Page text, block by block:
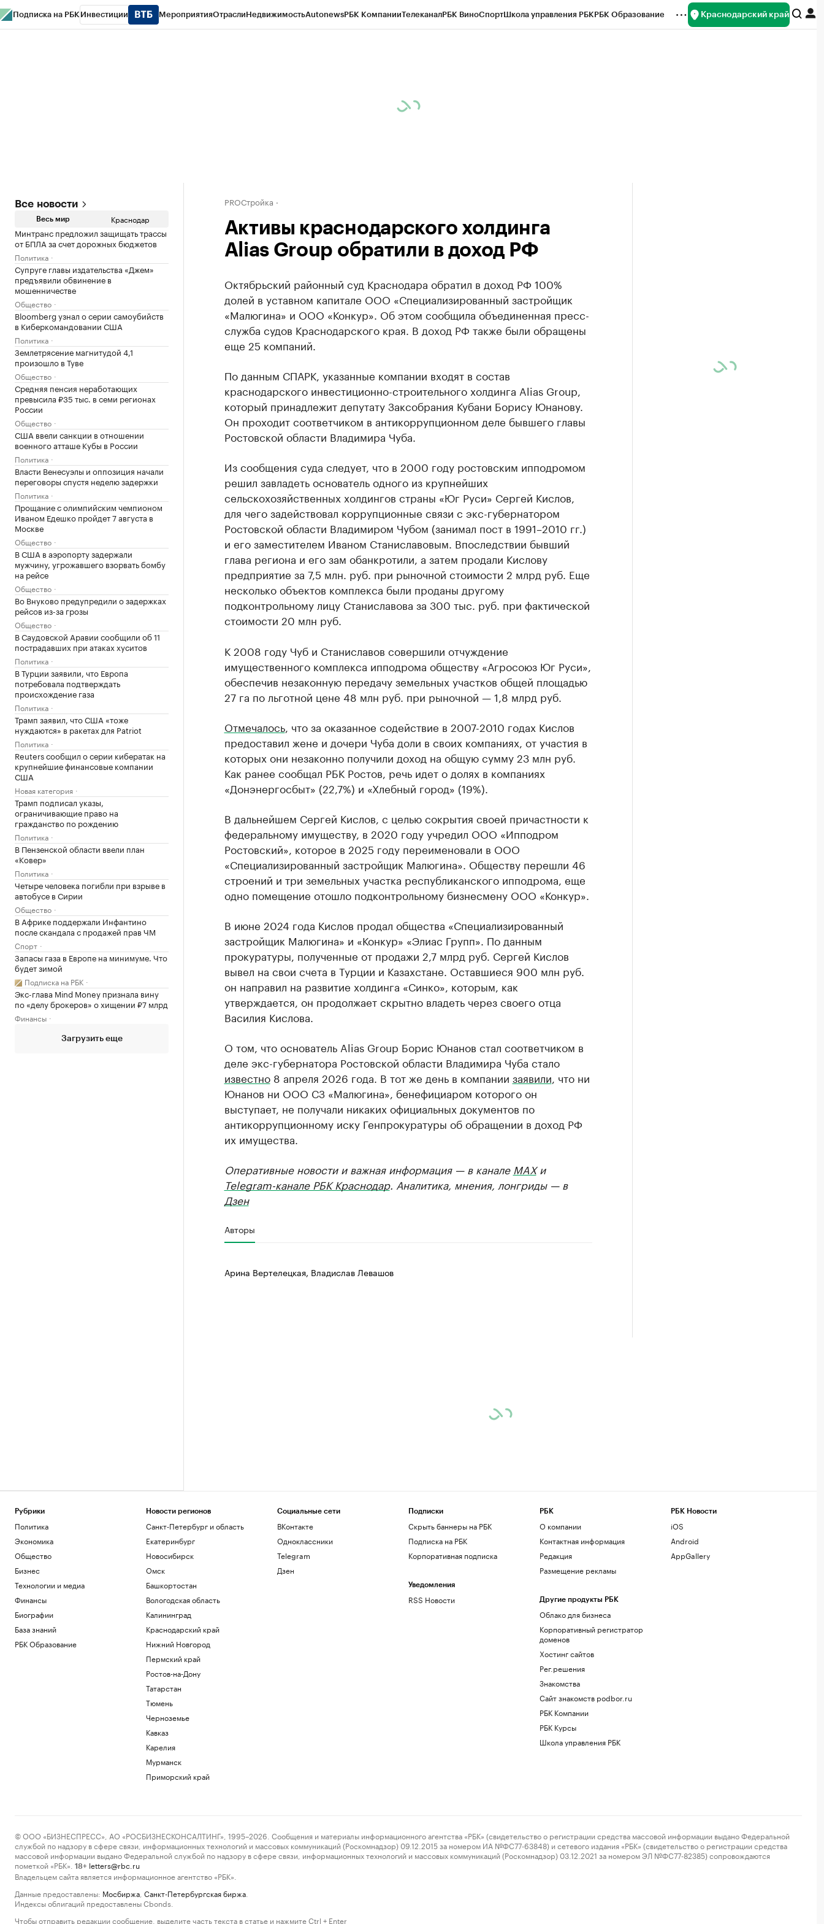
Подписка на РБК Инвестиции МероприятияОтраслиНедвижимостьAutonewsРБК КомпанииТелеканалРБК ВиноСпортШкола управления РБКРБК Образование Краснодарский край
Все новости
Весь мир Краснодар
Минтранс предложил защищать трассы
от БПЛА за счет дорожных бюджетов
Политика
Супруге главы издательства «Джем»
предъявили обвинение в
мошенничестве
Общество
Bloomberg узнал о серии самоубийств
в Киберкомандовании США
Политика
Землетрясение магнитудой 4,1
произошло в Туве
Общество
Средняя пенсия неработающих
превысила ₽35 тыс. в семи регионах
России
Общество
США ввели санкции в отношении
военного атташе Кубы в России
Политика
Власти Венесуэлы и оппозиция начали
переговоры спустя неделю задержки
Политика
Прощание с олимпийским чемпионом
Иваном Едешко пройдет 7 августа в
Москве
Общество
В США в аэропорту задержали
мужчину, угрожавшего взорвать бомбу
на рейсе
Общество
Во Внуково предупредили о задержках
рейсов из-за грозы
Общество
В Саудовской Аравии сообщили об 11
пострадавших при атаках хуситов
Политика
В Турции заявили, что Европа
потребовала подтверждать
происхождение газа
Политика
Трамп заявил, что США «тоже
нуждаются» в ракетах для Patriot
Политика
Reuters сообщил о серии кибератак на
крупнейшие финансовые компании
США
Новая категория
Трамп подписал указы,
ограничивающие право на
гражданство по рождению
Политика
В Пензенской области ввели план
«Ковер»
Политика
Четыре человека погибли при взрыве в
автобусе в Сирии
Общество
В Африке поддержали Инфантино
после скандала с продажей прав ЧМ
Спорт
Запасы газа в Европе на минимуме. Что
будет зимой
Подписка на РБК
Экс-глава Mind Money признала вину
по «делу брокеров» о хищении ₽7 млрд
Финансы
Загрузить еще
PROСтройка
Активы краснодарского холдинга
Alias Group обратили в доход РФ
Октябрьский районный суд Краснодара обратил в доход РФ 100%
долей в уставном капитале ООО «Специализированный застройщик
«Малюгина» и ООО «Конкур». Об этом сообщила объединенная пресс-
служба судов Краснодарского края. В доход РФ также были обращены
еще 25 компаний.
По данным СПАРК, указанные компании входят в состав
краснодарского инвестиционно-строительного холдинга Alias Group,
который принадлежит депутату Заксобрания Кубани Борису Юнанову.
Он проходит соответчиком в антикоррупционном деле бывшего главы
Ростовской области Владимира Чуба.
Из сообщения суда следует, что в 2000 году ростовским ипподромом
решил завладеть основатель одного из крупнейших
сельскохозяйственных холдингов страны «Юг Руси» Сергей Кислов,
для чего задействовал коррупционные связи с экс-губернатором
Ростовской области Владимиром Чубом (занимал пост в 1991–2010 гг.)
и его заместителем Иваном Станиславовым. Впоследствии бывший
глава региона и его зам обанкротили, а затем продали Кислову
предприятие за 7,5 млн. руб. при рыночной стоимости 2 млрд руб. Еще
несколько объектов комплекса были проданы другому
подконтрольному лицу Станиславова за 300 тыс. руб. при фактической
стоимости 20 млн руб.
К 2008 году Чуб и Станиславов совершили отчуждение
имущественного комплекса ипподрома обществу «Агросоюз Юг Руси»,
обеспечив незаконную передачу земельных участков общей площадью
27 га по льготной цене 48 млн руб. при рыночной — 1,8 млрд руб.
Отмечалось, что за оказанное содействие в 2007-2010 годах Кислов
предоставил жене и дочери Чуба доли в своих компаниях, от участия в
которых они незаконно получили доход на общую сумму 23 млн руб.
Как ранее сообщал РБК Ростов, речь идет о долях в компаниях
«Донэнергосбыт» (22,7%) и «Хлебный город» (19%).
В дальнейшем Сергей Кислов, с целью сокрытия своей причастности к
федеральному имуществу, в 2020 году учредил ООО «Ипподром
Ростовский», которое в 2025 году переименовали в ООО
«Специализированный застройщик Малюгина». Обществу перешли 46
строений и три земельных участка республиканского ипподрома, еще
одно помещение отошло подконтрольному бизнесмену ООО «Конкур».
В июне 2024 года Кислов продал общества «Специализированный
застройщик Малюгина» и «Конкур» «Элиас Групп». По данным
прокуратуры, полученные от продажи 2,7 млрд руб. Сергей Кислов
вывел на свои счета в Турции и Казахстане. Оставшиеся 900 млн руб.
он направил на развитие холдинга «Синко», которым, как
утверждается, он продолжает скрытно владеть через своего отца
Василия Кислова.
О том, что основатель Alias Group Борис Юнанов стал соответчиком в
деле экс-губернатора Ростовской области Владимира Чуба стало
известно8 апреля 2026 года. В тот же день в компании заявили , что ни
Юнанов ни ООО СЗ «Малюгина», бенефициаром которого он
выступает, не получали никаких официальных документов по
антикоррупционному иску Генпрокуратуры об обращении в доход РФ
их имущества.
Оперативные новости и важная информация — в канале MAXи
Telegram-канале РБК Краснодар. Аналитика, мнения, лонгриды — в
Дзен
Авторы
Арина Вертелецкая, Владислав Левашов
Рубрики
Политика
Экономика
Общество
Бизнес
Технологии и медиа
Финансы
Биографии
База знаний
РБК Образование
Новости регионов
Санкт-Петербург и область
Екатеринбург
Новосибирск
Омск
Башкортостан
Вологодская область
Калининград
Краснодарский край
Нижний Новгород
Пермский край
Ростов-на-Дону
Татарстан
Тюмень
Черноземье
Кавказ
Карелия
Мурманск
Приморский край
Социальные сети
ВКонтакте
Одноклассники
Telegram
Дзен
Подписки
Скрыть баннеры на РБК
Подписка на РБК
Корпоративная подписка
Уведомления
RSS Новости
РБК
О компании
Контактная информация
Редакция
Размещение рекламы
Другие продукты РБК
Облако для бизнеса
Корпоративный регистратор
доменов
Хостинг сайтов
Рег.решения
Знакомства
Сайт знакомств podbor.ru
РБК Компании
РБК Курсы
Школа управления РБК
РБК Новости
iOS
Android
AppGallery
© ООО «БИЗНЕСПРЕСС», АО «РОСБИЗНЕСКОНСАЛТИНГ», 1995–2026. Сообщения и материалы информационного агентства «РБК» (свидетельство о регистрации средства массовой информации выдано Федеральной
службой по надзору в сфере связи, информационных технологий и массовых коммуникаций (Роскомнадзор) 09.12.2015 за номером ИА №ФС77-63848) и сетевого издания «РБК» (свидетельство о регистрации средства
массовой информации выдано Федеральной службой по надзору в сфере связи, информационных технологий и массовых коммуникаций (Роскомнадзор) 03.12.2021 за номером ЭЛ №ФС77-82385) сопровождаются
пометкой «РБК».
18+ letters@rbc.ru
Владельцем сайта является информационное агентство «РБК».
Данные предоставлены: Мосбиржа Санкт-Петербургская биржа
Индексы облигаций предоставлены Cbonds.
Чтобы отправить редакции сообщение, выделите часть текста в статье и нажмите Ctrl + Enter